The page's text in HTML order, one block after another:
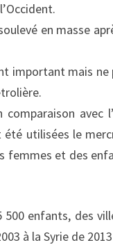
en masse
important mais
avec
utilisées le
femmes et des
enfants, des
à la Syrie de